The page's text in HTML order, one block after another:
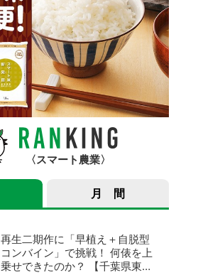
スマート農業
月 間
再生二期作に「早植え＋自脱型
コンバイン」で挑戦！ 何俵を上
乗せできたのか？ 【千葉県東庄